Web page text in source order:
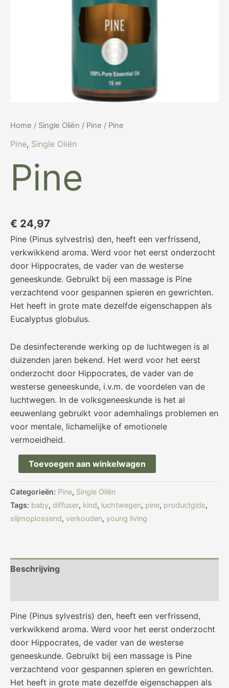
Home / Single Oliën / Pine / Pine
Pine, Single Oliën
Pine
€ 24,97
Pine (Pinus sylvestris) den, heeft een verfrissend,
verkwikkend aroma. Werd voor het eerst onderzocht
door Hippocrates, de vader van de westerse
geneeskunde. Gebruikt bij een massage is Pine
verzachtend voor gespannen spieren en gewrichten.
Het heeft in grote mate dezelfde eigenschappen als
Eucalyptus globulus.
De desinfecterende werking op de luchtwegen is al
duizenden jaren bekend. Het werd voor het eerst
onderzocht door Hippocrates, de vader van de
westerse geneeskunde, i.v.m. de voordelen van de
luchtwegen. In de volksgeneeskunde is het al
eeuwenlang gebruikt voor ademhalings problemen en
voor mentale, lichamelijke of emotionele
vermoeidheid.
Toevoegen aan winkelwagen
Categorieën: Pine, Single Oliën
Tags: baby, diffuser, kind, luchtwegen, pine, productgids,
slijmoplossend, verkouden, young living
Beschrijving
Pine (Pinus sylvestris) den, heeft een verfrissend,
verkwikkend aroma. Werd voor het eerst onderzocht
door Hippocrates, de vader van de westerse
geneeskunde. Gebruikt bij een massage is Pine
verzachtend voor gespannen spieren en gewrichten.
Het heeft in grote mate dezelfde eigenschappen als